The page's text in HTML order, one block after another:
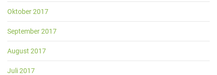
Oktober 2017
September 2017
August 2017
Juli 2017